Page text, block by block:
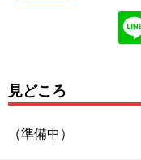
見どころ
（準備中）